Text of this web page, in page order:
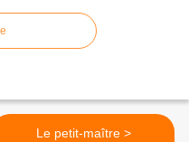
Le petit-maître >